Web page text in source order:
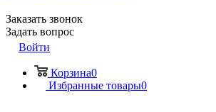
Заказать звонок
Задать вопрос
Войти
Корзина0
Избранные товары0